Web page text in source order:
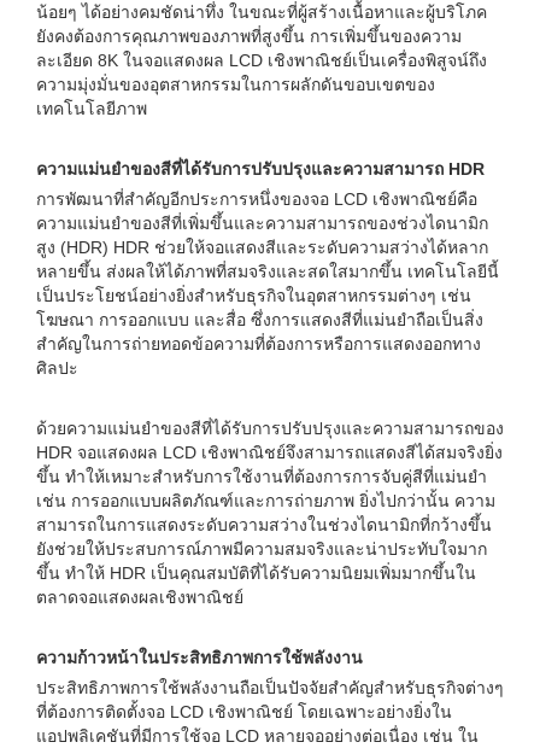
น้อยๆ ได้อย่างคมชัดน่าทึ่ง ในขณะที่ผู้สร้างเนื้อหาและผู้บริโภค
ยังคงต้องการคุณภาพของภาพที่สูงขึ้น การเพิ่มขึ้นของความ
ละเอียด 8K ในจอแสดงผล LCD เชิงพาณิชย์เป็นเครื่องพิสูจน์ถึง
ความมุ่งมั่นของอุตสาหกรรมในการผลักดันขอบเขตของ
เทคโนโลยีภาพ
ความแม่นยำของสีที่ได้รับการปรับปรุงและความสามารถ HDR
การพัฒนาที่สำคัญอีกประการหนึ่งของจอ LCD เชิงพาณิชย์คือ
ความแม่นยำของสีที่เพิ่มขึ้นและความสามารถของช่วงไดนามิก
สูง (HDR) HDR ช่วยให้จอแสดงสีและระดับความสว่างได้หลาก
หลายขึ้น ส่งผลให้ได้ภาพที่สมจริงและสดใสมากขึ้น เทคโนโลยีนี้
เป็นประโยชน์อย่างยิ่งสำหรับธุรกิจในอุตสาหกรรมต่างๆ เช่น
โฆษณา การออกแบบ และสื่อ ซึ่งการแสดงสีที่แม่นยำถือเป็นสิ่ง
สำคัญในการถ่ายทอดข้อความที่ต้องการหรือการแสดงออกทาง
ศิลปะ
ด้วยความแม่นยำของสีที่ได้รับการปรับปรุงและความสามารถของ
HDR จอแสดงผล LCD เชิงพาณิชย์จึงสามารถแสดงสีได้สมจริงยิ่ง
ขึ้น ทำให้เหมาะสำหรับการใช้งานที่ต้องการการจับคู่สีที่แม่นยำ
เช่น การออกแบบผลิตภัณฑ์และการถ่ายภาพ ยิ่งไปกว่านั้น ความ
สามารถในการแสดงระดับความสว่างในช่วงไดนามิกที่กว้างขึ้น
ยังช่วยให้ประสบการณ์ภาพมีความสมจริงและน่าประทับใจมาก
ขึ้น ทำให้ HDR เป็นคุณสมบัติที่ได้รับความนิยมเพิ่มมากขึ้นใน
ตลาดจอแสดงผลเชิงพาณิชย์
ความก้าวหน้าในประสิทธิภาพการใช้พลังงาน
ประสิทธิภาพการใช้พลังงานถือเป็นปัจจัยสำคัญสำหรับธุรกิจต่างๆ
ที่ต้องการติดตั้งจอ LCD เชิงพาณิชย์ โดยเฉพาะอย่างยิ่งใน
แอปพลิเคชันที่มีการใช้จอ LCD หลายจออย่างต่อเนื่อง เช่น ใน